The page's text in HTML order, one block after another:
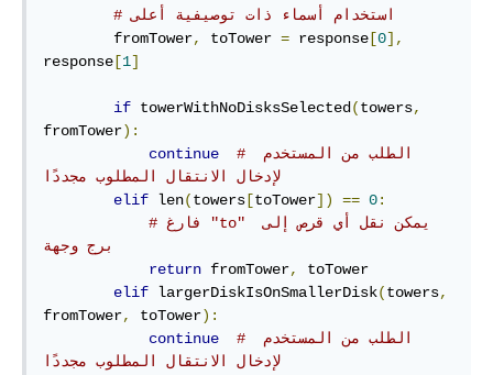
# استخدام أسماء ذات توصيفية أعلى
        fromTower
, toTower = response [0],
response [1]
if towerWithNoDisksSelected(towers,
fromTower):
continue
# الطلب من المستخدم
لإدخال الانتقال المطلوب مجددًا
elif len(towers [toTower]) == 0:
# فارغ "to" يمكن نقل أي قرص إلى
برج وجهة
return fromTower,
toTower
elif largerDiskIsOnSmallerDisk(towers,
fromTower, toTower):
continue
# الطلب من المستخدم
لإدخال الانتقال المطلوب مجددًا